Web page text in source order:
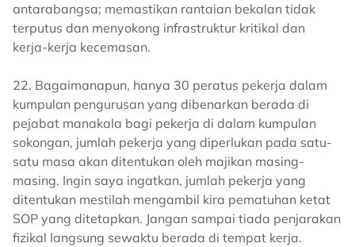
antarabangsa; memastikan rantaian bekalan tidak
terputus dan menyokong infrastruktur kritikal dan
kerja-kerja kecemasan.
22. Bagaimanapun, hanya 30 peratus pekerja dalam
kumpulan pengurusan yang dibenarkan berada di
pejabat manakala bagi pekerja di dalam kumpulan
sokongan, jumlah pekerja yang diperlukan pada satu-
satu masa akan ditentukan oleh majikan masing-
masing. Ingin saya ingatkan, jumlah pekerja yang
ditentukan mestilah mengambil kira pematuhan ketat
SOP yang ditetapkan. Jangan sampai tiada penjarakan
fizikal langsung sewaktu berada di tempat kerja.